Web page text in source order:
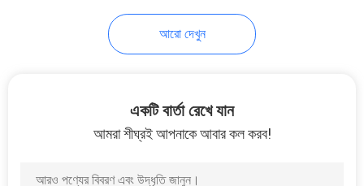
দৃষ্টি প্রশিক্ষণ চশমা
আরো দেখুন
একটি বার্তা রেখে যান
আমরা শীঘ্রই আপনাকে আবার কল করব!